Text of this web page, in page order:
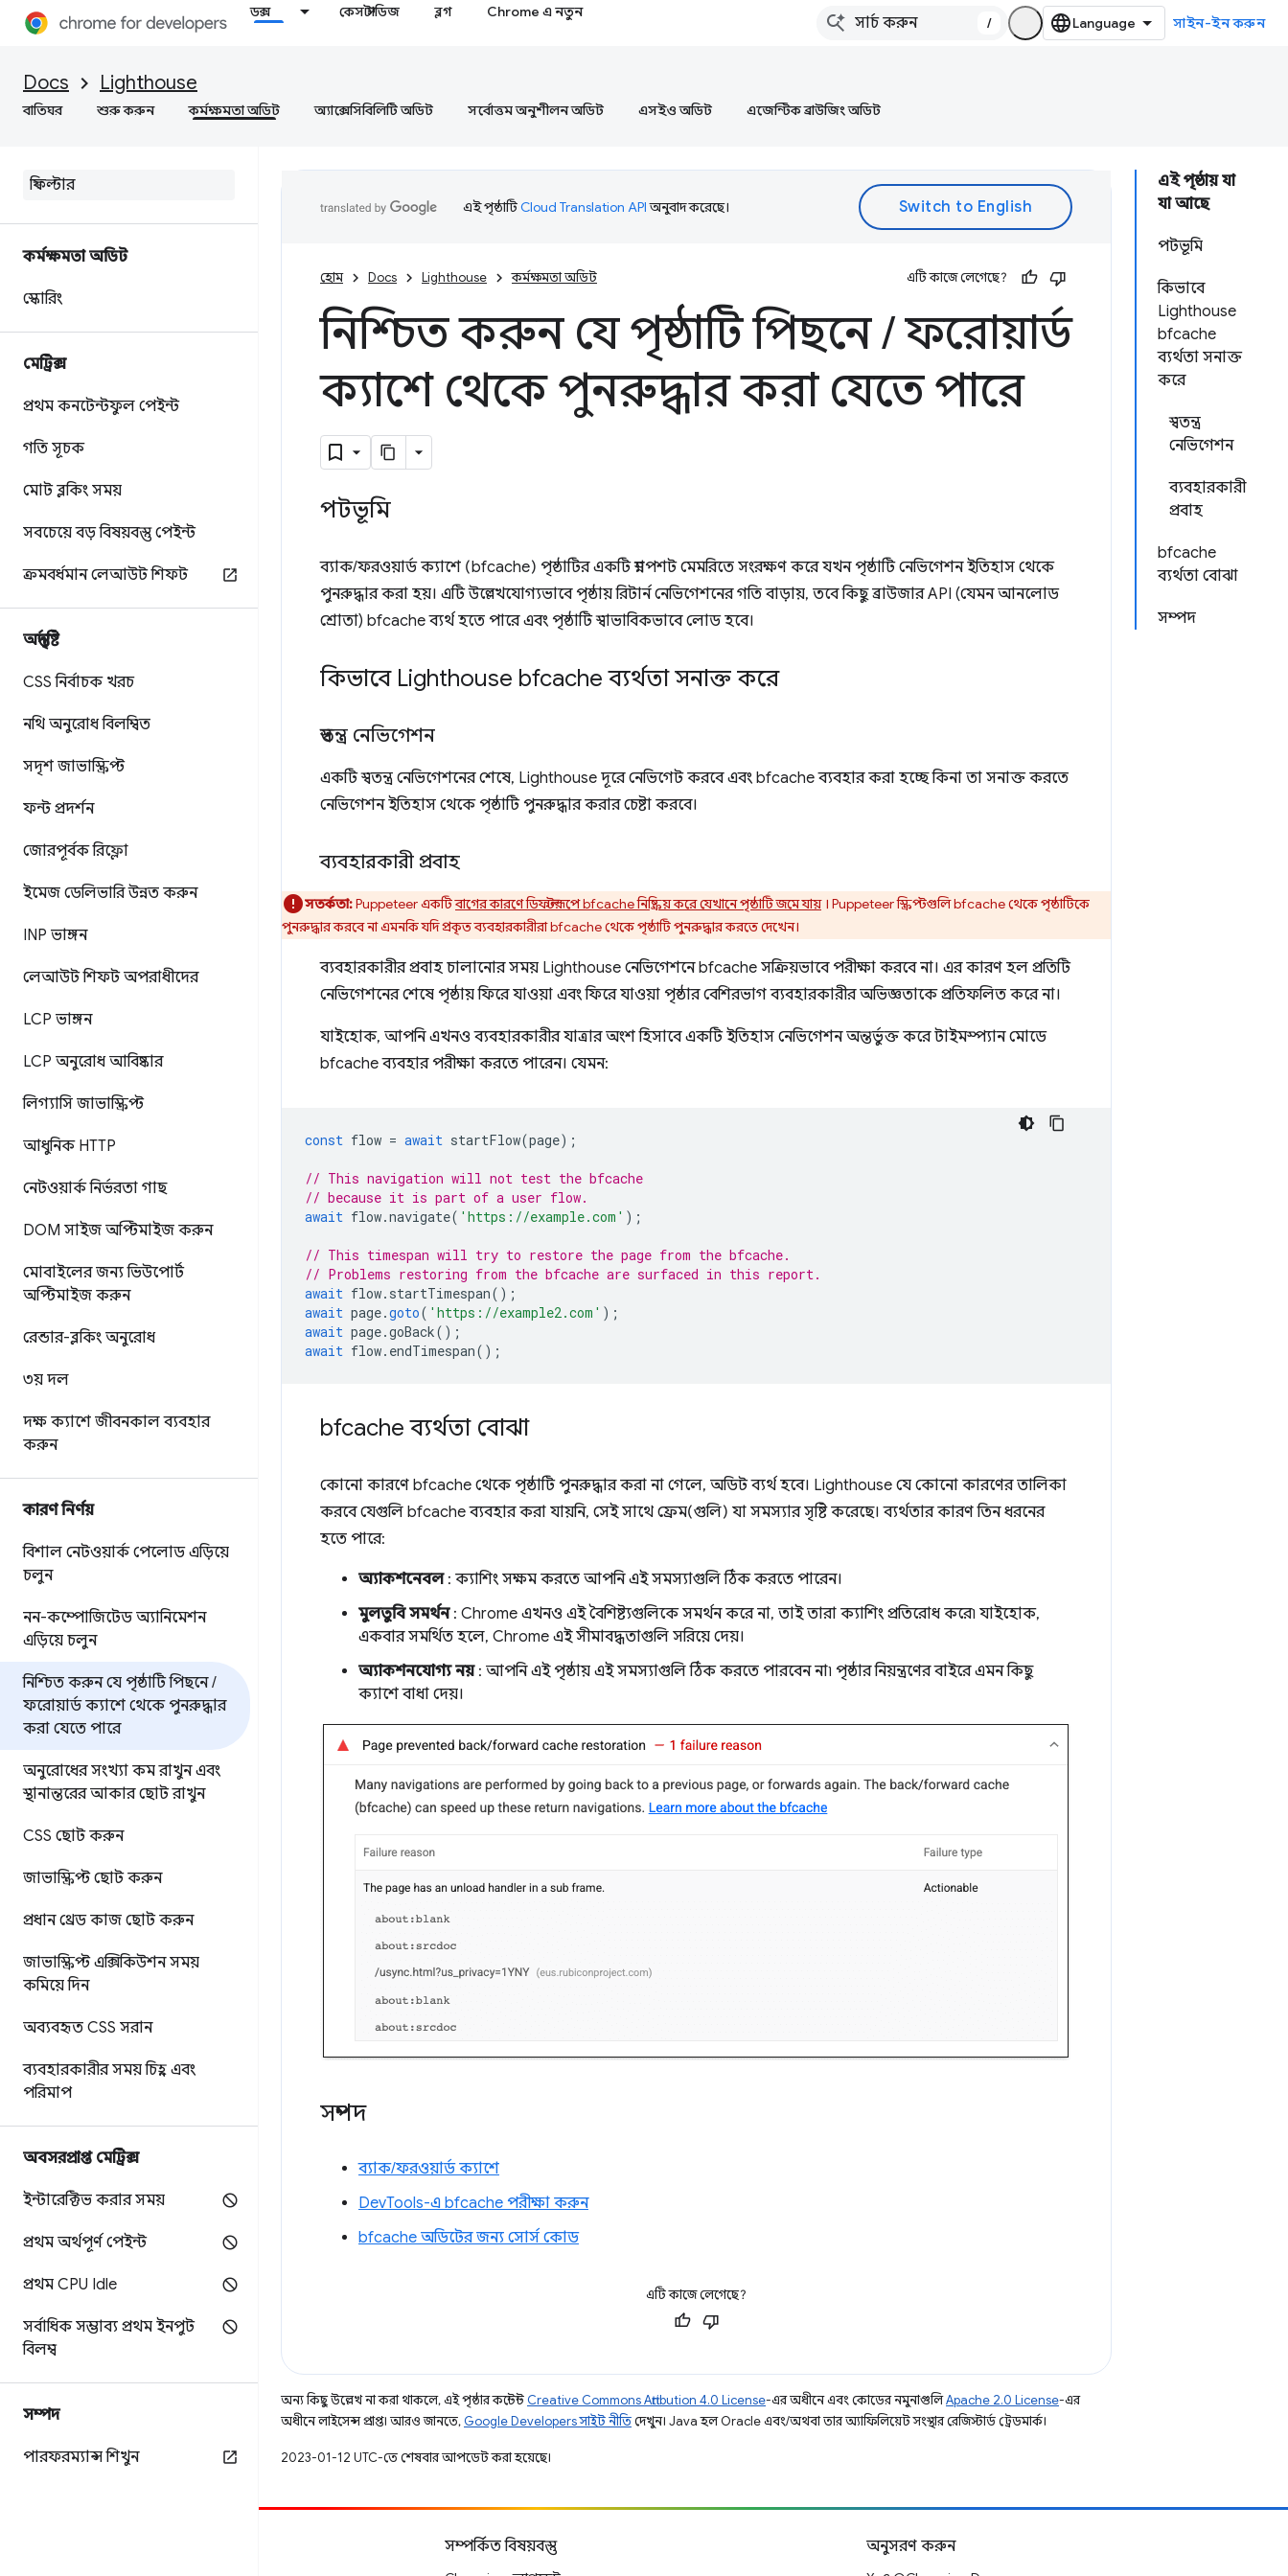
ডক্স কেস স্টাডিজ ব্লগ Chrome এ নতুন
/ সাইন-ইন করুন
Docs Lighthouse
বাতিঘর শুরু করুন কর্মক্ষমতা অডিট অ্যাক্সেসিবিলিটি অডিট সর্বোত্তম অনুশীলন অডিট এসইও অডিট এজেন্টিক ব্রাউজিং অডিট
কর্মক্ষমতা অডিট
স্কোরিং
মেট্রিক্স
প্রথম কনটেন্টফুল পেইন্ট
গতি সূচক
মোট ব্লকিং সময়
সবচেয়ে বড় বিষয়বস্তু পেইন্ট
ক্রমবর্ধমান লেআউট শিফট
অন্তর্দৃষ্টি
CSS নির্বাচক খরচ
নথি অনুরোধ বিলম্বিত
সদৃশ জাভাস্ক্রিপ্ট
ফন্ট প্রদর্শন
জোরপূর্বক রিফ্লো
ইমেজ ডেলিভারি উন্নত করুন
INP ভাঙ্গন
লেআউট শিফট অপরাধীদের
LCP ভাঙ্গন
LCP অনুরোধ আবিষ্কার
লিগ্যাসি জাভাস্ক্রিপ্ট
আধুনিক HTTP
নেটওয়ার্ক নির্ভরতা গাছ
DOM সাইজ অপ্টিমাইজ করুন
মোবাইলের জন্য ভিউপোর্ট
অপ্টিমাইজ করুন
রেন্ডার-ব্লকিং অনুরোধ
৩য় দল
দক্ষ ক্যাশে জীবনকাল ব্যবহার
করুন
কারণ নির্ণয়
বিশাল নেটওয়ার্ক পেলোড এড়িয়ে
চলুন
নন-কম্পোজিটেড অ্যানিমেশন
এড়িয়ে চলুন
নিশ্চিত করুন যে পৃষ্ঠাটি পিছনে/
ফরোয়ার্ড ক্যাশে থেকে পুনরুদ্ধার
করা যেতে পারে
অনুরোধের সংখ্যা কম রাখুন এবং
স্থানান্তরের আকার ছোট রাখুন
CSS ছোট করুন
জাভাস্ক্রিপ্ট ছোট করুন
প্রধান থ্রেড কাজ ছোট করুন
জাভাস্ক্রিপ্ট এক্সিকিউশন সময়
কমিয়ে দিন
অব্যবহৃত CSS সরান
ব্যবহারকারীর সময় চিহ্ন এবং
পরিমাপ
অবসরপ্রাপ্ত মেট্রিক্স
ইন্টারেক্টিভ করার সময়
প্রথম অর্থপূর্ণ পেইন্ট
প্রথম CPU Idle
সর্বাধিক সম্ভাব্য প্রথম ইনপুট
বিলম্ব
সম্পদ
পারফরম্যান্স শিখুন
এই পৃষ্ঠায় যা
যা আছে
পটভূমি
কিভাবে
Lighthouse
bfcache
ব্যর্থতা সনাক্ত
করে
স্বতন্ত্র
নেভিগেশন
ব্যবহারকারী
প্রবাহ
bfcache
ব্যর্থতা বোঝা
সম্পদ
এই পৃষ্ঠাটিCloud Translation APIঅনুবাদ করেছে।
হোম Docs Lighthouse কর্মক্ষমতা অডিট এটি কাজে লেগেছে?
নিশ্চিত করুন যে পৃষ্ঠাটি পিছনে/ফরোয়ার্ড
ক্যাশে থেকে পুনরুদ্ধার করা যেতে পারে
পটভূমি
ব্যাক/ফরওয়ার্ড ক্যাশে (bfcache) পৃষ্ঠাটির একটি স্ন্যাপশট মেমরিতে সংরক্ষণ করে যখন পৃষ্ঠাটি নেভিগেশন ইতিহাস থেকে
পুনরুদ্ধার করা হয়। এটি উল্লেখযোগ্যভাবে পৃষ্ঠায় রিটার্ন নেভিগেশনের গতি বাড়ায়, তবে কিছু ব্রাউজার API (যেমন আনলোড
শ্রোতা) bfcache ব্যর্থ হতে পারে এবং পৃষ্ঠাটি স্বাভাবিকভাবে লোড হবে।
কিভাবে Lighthouse bfcache ব্যর্থতা সনাক্ত করে
স্বতন্ত্র নেভিগেশন
একটি স্বতন্ত্র নেভিগেশনের শেষে, Lighthouse দূরে নেভিগেট করবে এবং bfcache ব্যবহার করা হচ্ছে কিনা তা সনাক্ত করতে
নেভিগেশন ইতিহাস থেকে পৃষ্ঠাটি পুনরুদ্ধার করার চেষ্টা করবে।
ব্যবহারকারী প্রবাহ
সতর্কতা:Puppeteer একটিবাগের কারণে ডিফল্টরূপে bfcache নিষ্ক্রিয় করে যেখানে পৃষ্ঠাটি জমে যায়। Puppeteer স্ক্রিপ্টগুলি bfcache থেকে পৃষ্ঠাটিকে
পুনরুদ্ধার করবে না এমনকি যদি প্রকৃত ব্যবহারকারীরা bfcache থেকে পৃষ্ঠাটি পুনরুদ্ধার করতে দেখেন।
ব্যবহারকারীর প্রবাহ চালানোর সময় Lighthouse নেভিগেশনে bfcache সক্রিয়ভাবে পরীক্ষা করবে না। এর কারণ হল প্রতিটি
নেভিগেশনের শেষে পৃষ্ঠায় ফিরে যাওয়া এবং ফিরে যাওয়া পৃষ্ঠার বেশিরভাগ ব্যবহারকারীর অভিজ্ঞতাকে প্রতিফলিত করে না।
যাইহোক, আপনি এখনও ব্যবহারকারীর যাত্রার অংশ হিসাবে একটি ইতিহাস নেভিগেশন অন্তর্ভুক্ত করে টাইমস্প্যান মোডে
bfcache ব্যবহার পরীক্ষা করতে পারেন। যেমন:
const flow = await startFlow(page);
// This navigation will not test the bfcache
// because it is part of a user flow.
await flow.navigate( 'https://example.com' );
// This timespan will try to restore the page from the bfcache.
// Problems restoring from the bfcache are surfaced in this report.
await flow. startTimespan();
await page.goto( 'https://example2.com' );
await page.goBack();
await flow. endTimespan();
bfcache ব্যর্থতা বোঝা
কোনো কারণে bfcache থেকে পৃষ্ঠাটি পুনরুদ্ধার করা না গেলে, অডিট ব্যর্থ হবে। Lighthouse যে কোনো কারণের তালিকা
করবে যেগুলি bfcache ব্যবহার করা যায়নি, সেই সাথে ফ্রেম(গুলি) যা সমস্যার সৃষ্টি করেছে। ব্যর্থতার কারণ তিন ধরনের
হতে পারে:
অ্যাকশনেবল: ক্যাশিং সক্ষম করতে আপনি এই সমস্যাগুলি ঠিক করতে পারেন।
মুলতুবি সমর্থন: Chrome এখনও এই বৈশিষ্ট্যগুলিকে সমর্থন করে না, তাই তারা ক্যাশিং প্রতিরোধ করে৷ যাইহোক,
একবার সমর্থিত হলে, Chrome এই সীমাবদ্ধতাগুলি সরিয়ে দেয়।
অ্যাকশনযোগ্য নয়: আপনি এই পৃষ্ঠায় এই সমস্যাগুলি ঠিক করতে পারবেন না৷ পৃষ্ঠার নিয়ন্ত্রণের বাইরে এমন কিছু
ক্যাশে বাধা দেয়।
সম্পদ
ব্যাক/ফরওয়ার্ড ক্যাশে
DevTools-এ bfcache পরীক্ষা করুন
bfcache অডিটের জন্য সোর্স কোড
এটি কাজে লেগেছে?
অন্য কিছু উল্লেখ না করা থাকলে, এই পৃষ্ঠার কন্টেন্ট Creative Commons Attribution 4.0 License-এর অধীনে এবং কোডের নমুনাগুলিApache 2.0 License-এর
অধীনে লাইসেন্স প্রাপ্ত। আরও জানতে, Google Developers সাইট নীতিদেখুন। Java হল Oracle এবং/অথবা তার অ্যাফিলিয়েট সংস্থার রেজিস্টার্ড ট্রেডমার্ক।
2023-01-12 UTC-তে শেষবার আপডেট করা হয়েছে।
সম্পর্কিত বিষয়বস্তু অনুসরণ করুন